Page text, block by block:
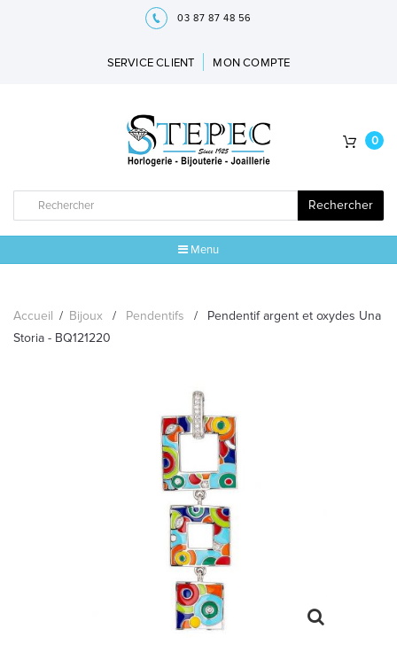
03 87 87 48 56
SERVICE CLIENT MON COMPTE
Rechercher
0
Menu
MONTRES
LES GEORGETTES
SWAROVSKI
BONNES AFFAIRES
CARTES CADEAUX
IDÉE CADEAUX
QUI SOMMES NOUS
Accueil / Bijoux / Pendentifs /
Pendentif argent et oxydes Una
Storia - BQ121220